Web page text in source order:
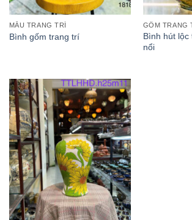
MẪU TRANG TRÍ
Bình gốm trang trí
GỐM TRANG
Bình hút lộc
nổi